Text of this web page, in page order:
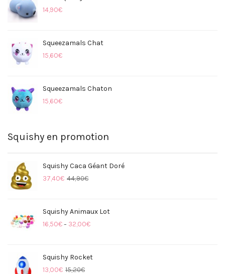
Précaution : Ne pas mettre dans la bouche, ne pas
avaler, ne pas donner à un enfant de -5 ans. Afin de
conseillé de ne pas l’étirer ou de le tordre au risque
de faire apparaître des fissures, craquements et/ou
déchirures. Nos Squishies sont fabriqués avec
14,90€
Squeezamals Chat
15,60€
Squeezamals Chaton
15,60€
Squishy en promotion
Squishy Caca Géant Doré
44,90€
37,40€
Squishy Animaux Lot
16,50€ – 32,00€
Squishy Rocket
15,20€
13,00€